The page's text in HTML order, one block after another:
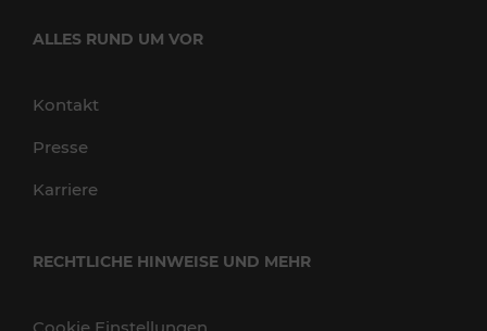
ALLES RUND UM VOR
Kontakt
Presse
Karriere
RECHTLICHE HINWEISE UND MEHR